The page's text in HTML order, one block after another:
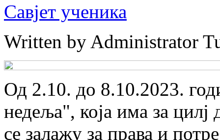
Савјет ученика
Written by Administrator
Од 2.10. до 8.10.2023.
недеља", која има за цилј
се залажу за права и